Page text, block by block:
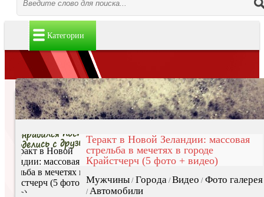
Категории
Теракт в Новой Зеландии: массовая
стрельба в мечетях в городе
Крайстчерч (5 фото + видео)
Мужчины / Города/Видео / Фото галерея
/Автомобили